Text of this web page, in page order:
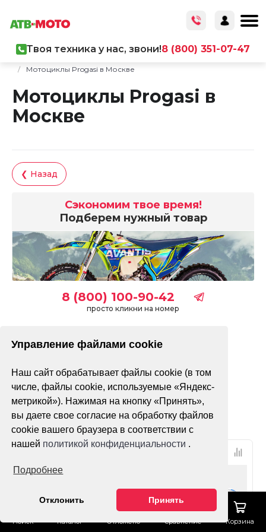
Управление файлами cookie
Наш сайт обрабатывает файлы cookie (в том
числе, файлы cookie, используемые «Яндекс-
метрикой»). Нажимая на кнопку «Принять»,
вы даете свое согласие на обработку файлов
cookie вашего браузера в соответствии с
нашей политикой конфиденциальности .
Подробнее
Отклонить Принять
Поиск Каталог Отложено Сравнение Корзина
Твоя техника у нас, звони!8 (800) 351-07-47
/
Мотоциклы Progasi в Москве
Мотоциклы Progasi в
Москве
❮ Назад
Сэкономим твое время!
Подберем нужный товар
8 (800) 100-90-42
просто кликни на номер
без ПТС с ПТС
Только в наличии
Фильтр По популярности